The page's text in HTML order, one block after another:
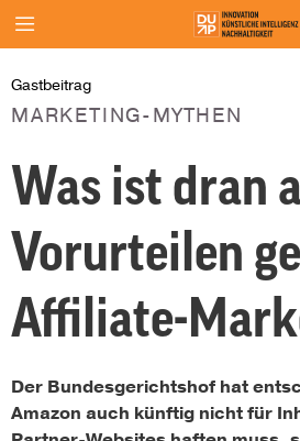
Gastbeitrag
MARKETING-MYTHEN
Was ist dran
Vorurteilen
Affiliate-
Der Bundesgerichtshof hat
Amazon auch künftig nicht für